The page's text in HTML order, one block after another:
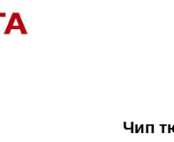
Чип